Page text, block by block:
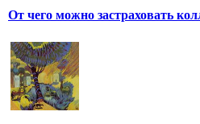
От чего можно застраховать